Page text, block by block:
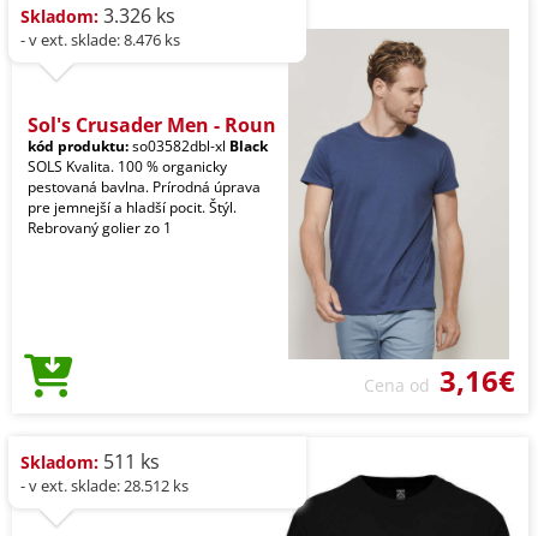
Skladom: 3.326 ks
- v ext. sklade: 8.476 ks
Sol's Crusader Men - Roun
kód produktu:so03582dbl-xl Black
SOLS Kvalita. 100 % organicky
pestovaná bavlna. Prírodná úprava
pre jemnejší a hladší pocit. Štýl.
Rebrovaný golier zo 1
Cena od 3,16€
Skladom: 511 ks
- v ext. sklade: 28.512 ks